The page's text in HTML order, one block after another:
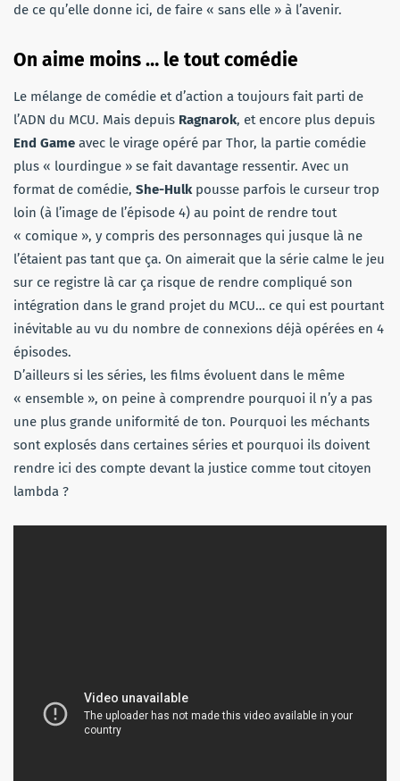
de ce qu’elle donne ici, de faire « sans elle » à l’avenir.
On aime moins … le tout comédie
Le mélange de comédie et d’action a toujours fait parti de
l’ADN du MCU. Mais depuis Ragnarok, et encore plus depuis
End Game avec le virage opéré par Thor, la partie comédie
plus « lourdingue » se fait davantage ressentir. Avec un
format de comédie, She-Hulkpousse parfois le curseur trop
loin (à l’image de l’épisode 4) au point de rendre tout
« comique », y compris des personnages qui jusque là ne
l’étaient pas tant que ça. On aimerait que la série calme le jeu
sur ce registre là car ça risque de rendre compliqué son
intégration dans le grand projet du MCU… ce qui est pourtant
inévitable au vu du nombre de connexions déjà opérées en 4
épisodes.
D’ailleurs si les séries, les films évoluent dans le même
« ensemble », on peine à comprendre pourquoi il n’y a pas
une plus grande uniformité de ton. Pourquoi les méchants
sont explosés dans certaines séries et pourquoi ils doivent
rendre ici des compte devant la justice comme tout citoyen
lambda ?